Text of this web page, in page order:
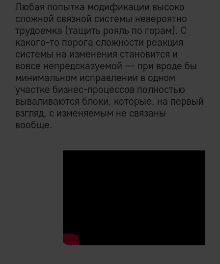
Любая попытка модификации высоко
сложной связной системы невероятно
трудоемка (тащить рояль по горам). С
какого-то порога сложности реакция
системы на изменения становится и
вовсе непредсказуемой — при вроде бы
минимальном исправлении в одном
участке бизнес-процессов полностью
вываливаются блоки, которые, на первый
взгляд, с изменяемым не связаны
вообще.